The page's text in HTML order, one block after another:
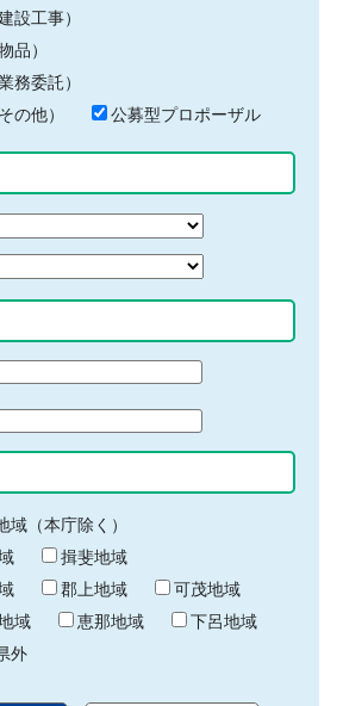
設工事）
品）
務委託）
の他）
公募型プロポーザル
域（本庁除く）
揖斐地域
郡上地域
可茂地域
域
恵那地域
下呂地域
外